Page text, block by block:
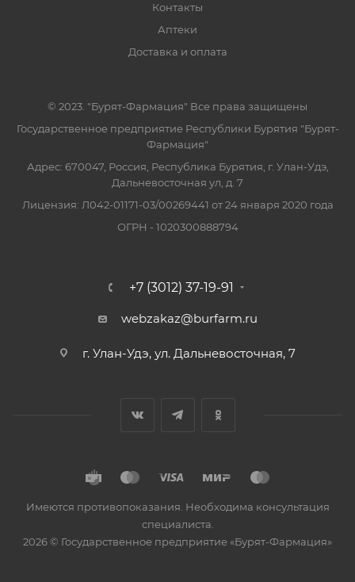
Контакты
Аптеки
Доставка и оплата
© 2023. "Бурят-Фармация" Все права защищены
Государственное предприятие Республики Бурятия "Бурят-
Фармация"
Адрес: 670047, Россия, Республика Бурятия, г. Улан-Удэ,
Дальневосточная ул, д. 7
Лицензия: Л042-01171-03/00269441 от 24 января 2020 года
ОГРН - 1020300888794
+7 (3012) 37-19-91
webzakaz@burfarm.ru
г. Улан-Удэ, ул. Дальневосточная, 7
Имеются противопоказания. Необходима консультация
специалиста.
2026 © Государственное предприятие «Бурят-Фармация»